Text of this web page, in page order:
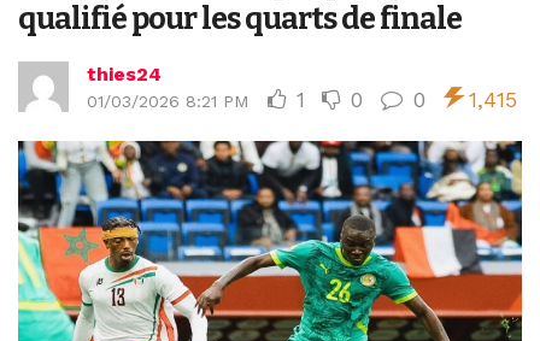
qualifié pour les quarts de finale
thies24
01/03/2026 8:21 PM 1 0 0 1,415